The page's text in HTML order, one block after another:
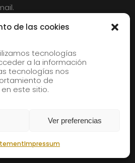
de las cookies
tecnologías
a la información
tecnologías nos
de
este sitio.
Ver preferencias
Impressum